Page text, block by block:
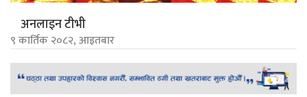
अनलाइन टीभी
९ कार्तिक २०८२, आइतबार